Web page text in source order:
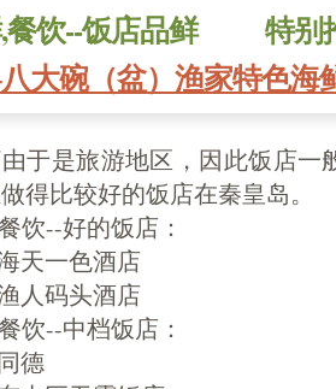
,餐饮--饭店品鲜 特别
大碗（盆）渔家特色海
旅游地区，因此饭店一
得比较好的饭店在秦皇岛。
饮--好的饭店：
一色酒店
码头酒店
饮--中档饭店：
德